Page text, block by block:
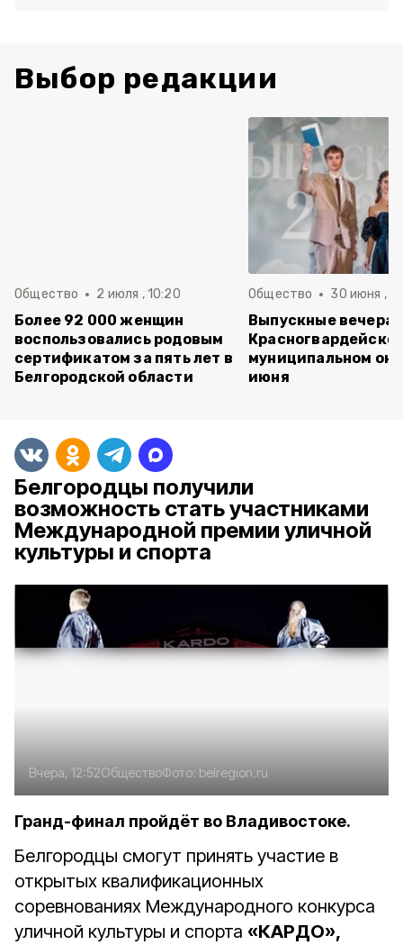
Выбор редакции
Общество 2 июля , 10:20
Более 92 000 женщин
воспользовались родовым
сертификатом за пять лет в
Белгородской области
Общество 30 июня ,
Выпускные вечера
муниципальном
июня
Белгородцы получили
возможность стать участниками
Международной премии уличной
культуры и спорта
Вчера, 12:52ОбществоФото: belregion.ru
Гранд-финал пройдёт во Владивостоке.
Белгородцы смогут принять участие в
открытых квалификационных
соревнованиях Международного конкурса
уличной культуры и спорта «КАРДО»,